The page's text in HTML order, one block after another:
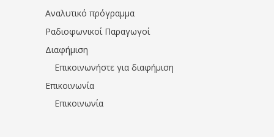
Αναλυτικό πρόγραμμα
Ραδιοφωνικοί Παραγωγοί
Διαφήμιση
Επικοινωνήστε για διαφήμιση
Επικοινωνία
Επικοινωνία